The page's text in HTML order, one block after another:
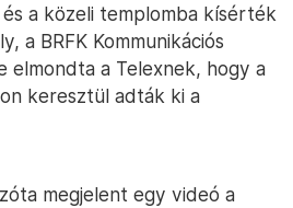
a közeli templomba kísérték
a BRFK Kommunikációs
elmondta a Telexnek, hogy a
keresztül adták ki a
megjelent egy videó a